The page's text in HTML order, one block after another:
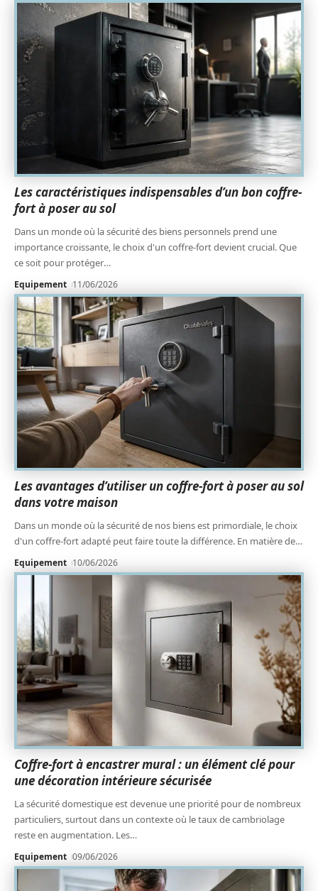
Les caractéristiques indispensables d’un bon coffre-
fort à poser au sol
Dans un monde où la sécurité des biens personnels prend une
importance croissante, le choix d'un coffre-fort devient crucial. Que
ce soit pour protéger…
Equipement 11/06/2026
Les avantages d’utiliser un coffre-fort à poser au sol
dans votre maison
Dans un monde où la sécurité de nos biens est primordiale, le choix
d'un coffre-fort adapté peut faire toute la différence. En matière de…
Equipement 10/06/2026
Coffre-fort à encastrer mural : un élément clé pour
une décoration intérieure sécurisée
La sécurité domestique est devenue une priorité pour de nombreux
particuliers, surtout dans un contexte où le taux de cambriolage
reste en augmentation. Les…
Equipement 09/06/2026